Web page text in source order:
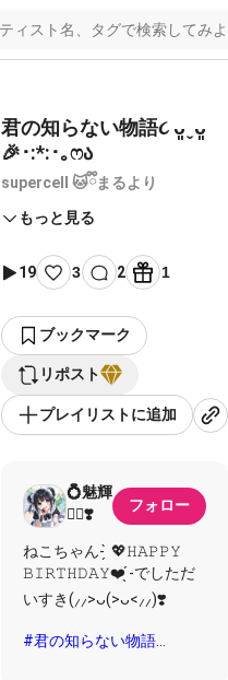
君の知らない物語૮ ᴗ͈ˬᴗ͈
🎉･:*:･｡ෆა
supercell 🐱ྀིまるより
もっと見る
19 3 2 1
ブックマーク
リポスト
プレイリストに追加
💍魅輝
🐕‍🦺❣️
フォロー
ねこちゃん- ̗̀ 💖𝙷𝙰𝙿𝙿𝚈
𝙱𝙸𝚁𝚃𝙷𝙳𝙰𝚈❤️ ̖́-でしただ
いすき(⸝⸝>ᴗ(>ᴗ<⸝⸝)❣️
#君の知らない物語